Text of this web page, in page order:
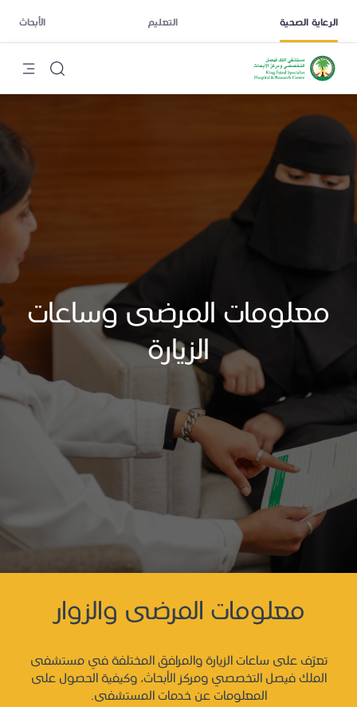
الرعاية الصحية التعليم الأبحاث
معلومات المرضى وساعات
الزيارة
معلومات المرضى والزوار
تعرّف على ساعات الزيارة والمرافق المختلفة في مستشفى
الملك فيصل التخصصي ومركز الأبحاث، وكيفية الحصول على
المعلومات عن خدمات المستشفى.